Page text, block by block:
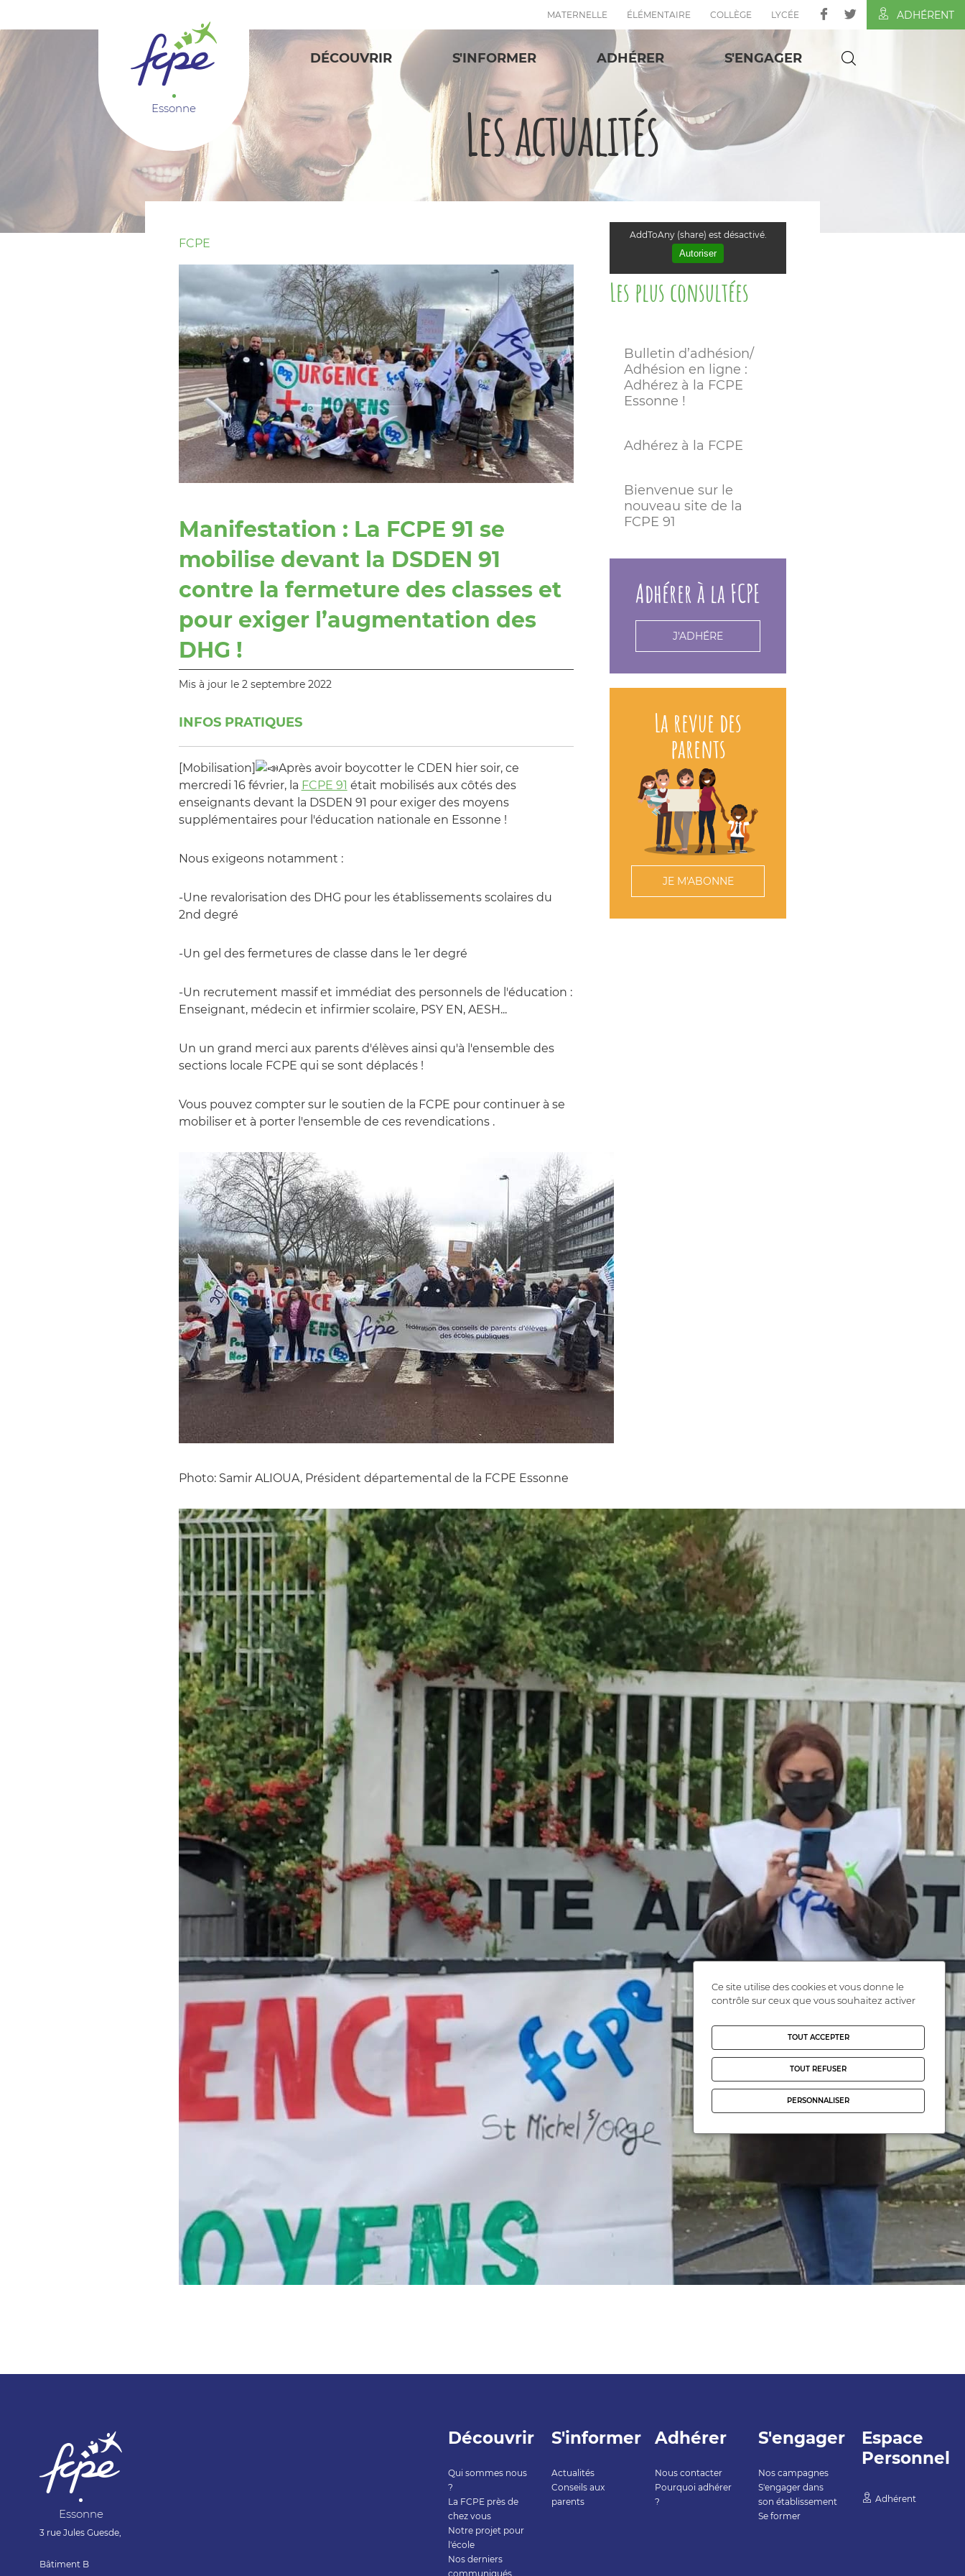
MATERNELLE ÉLÉMENTAIRE COLLÈGE LYCÉE ADHÉRENT
Essonne
DÉCOUVRIR S'INFORMER ADHÉRER S'ENGAGER
Les actualités
FCPE
Manifestation : La FCPE 91 se
mobilise devant la DSDEN 91
contre la fermeture des classes et
pour exiger l’augmentation des
DHG !
Mis à jour le 2 septembre 2022
INFOS PRATIQUES
[Mobilisation]
Après avoir boycotter le CDEN hier soir, ce
mercredi 16 février, la FCPE 91 était mobilisés aux côtés des
enseignants devant la DSDEN 91 pour exiger des moyens
supplémentaires pour l'éducation nationale en Essonne !
Nous exigeons notamment :
-Une revalorisation des DHG pour les établissements scolaires du
2nd degré
-Un gel des fermetures de classe dans le 1er degré
-Un recrutement massif et immédiat des personnels de l'éducation :
Enseignant, médecin et infirmier scolaire, PSY EN, AESH...
Un un grand merci aux parents d'élèves ainsi qu'à l'ensemble des
sections locale FCPE qui se sont déplacés !
Vous pouvez compter sur le soutien de la FCPE pour continuer à se
mobiliser et à porter l'ensemble de ces revendications .
Photo: Samir ALIOUA, Président départemental de la FCPE Essonne
AddToAny (share) est désactivé.
Autoriser
Les plus consultées
Bulletin d’adhésion/
Adhésion en ligne :
Adhérez à la FCPE
Essonne !
Adhérez à la FCPE
Bienvenue sur le
nouveau site de la
FCPE 91
Adhérer à la FCPE
J'ADHÉRE
La revue des
parents
JE M'ABONNE
Essonne
3 rue Jules Guesde,
Bâtiment B
Découvrir
Qui sommes nous
?
La FCPE près de
chez vous
Notre projet pour
l'école
Nos derniers
communiqués
S'informer
Actualités
Conseils aux
parents
Adhérer
Nous contacter
Pourquoi adhérer
?
S'engager
Nos campagnes
S'engager dans
son établissement
Se former
Espace
Personnel
Adhérent
Ce site utilise des cookies et vous donne le
contrôle sur ceux que vous souhaitez activer
TOUT ACCEPTER
TOUT REFUSER
PERSONNALISER